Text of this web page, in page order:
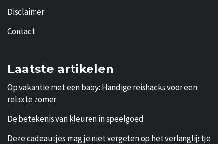
Disclaimer
Contact
Laatste artikelen
Op vakantie met een baby: Handige reishacks voor een
relaxte zomer
De betekenis van kleuren in speelgoed
Deze cadeautjes mag je niet vergeten op het verlanglijstje